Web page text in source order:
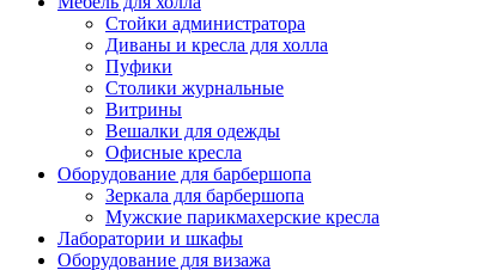
Стойки администратора
Диваны и кресла для холла
Пуфики
Столики журнальные
Витрины
Вешалки для одежды
Офисные кресла
Оборудование для барбершопа
Зеркала для барбершопа
Мужские парикмахерские кресла
Лаборатории и шкафы
Оборудование для визажа